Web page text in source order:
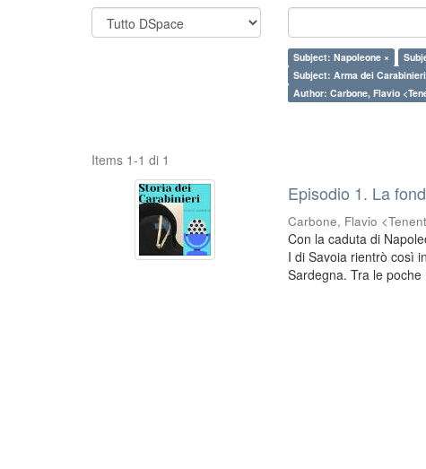
Subject: Napoleone ×
Subject: Arma dei
Author: Carbone, Flavio
Items 1-1 di 1
Episodio 1. La
Carbone, Flavio
Con la caduta di
I di Savoia rientrò così
Sardegna. Tra le poche